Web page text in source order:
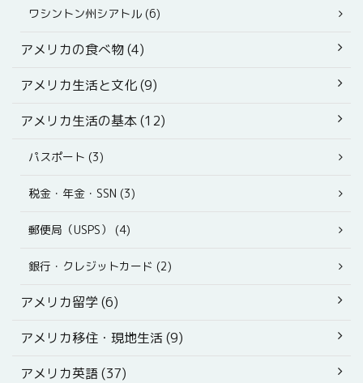
ワシントン州シアトル (6)
アメリカの食べ物 (4)
アメリカ生活と文化 (9)
アメリカ生活の基本 (12)
パスポート (3)
税金・年金・SSN (3)
郵便局（USPS） (4)
銀行・クレジットカード (2)
アメリカ留学 (6)
アメリカ移住・現地生活 (9)
アメリカ英語 (37)